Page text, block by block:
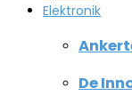
Elektronik
De